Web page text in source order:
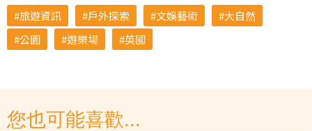
旅遊資訊 戶外探索 文娛藝術
大自然
公園
遊樂場 英國
您也可能喜歡...